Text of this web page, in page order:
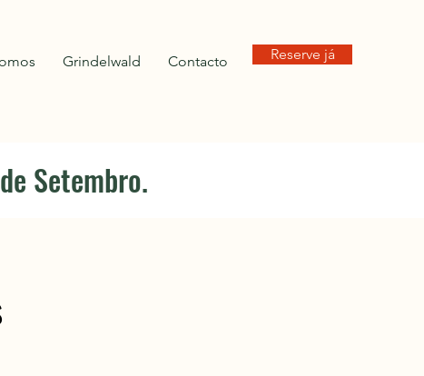
Grindelwald Contacto Reserve já
Setembro.